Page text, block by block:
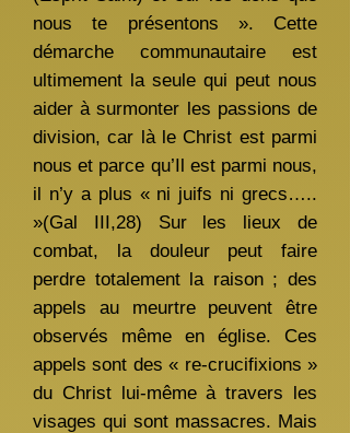
nous te présentons ». Cette
démarche communautaire est
ultimement la seule qui peut nous
aider à surmonter les passions de
division, car là le Christ est parmi
nous et parce qu’Il est parmi nous,
il n’y a plus « ni juifs ni grecs…..
»(Gal III,28) Sur les lieux de
combat, la douleur peut faire
perdre totalement la raison ; des
appels au meurtre peuvent être
observés même en église. Ces
appels sont des « re-crucifixions »
du Christ lui-même à travers les
visages qui sont massacres. Mais